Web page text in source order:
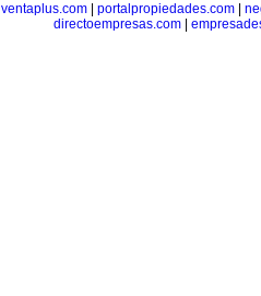
ventaplus.com
portalpropiedades.com
directoempresas.com